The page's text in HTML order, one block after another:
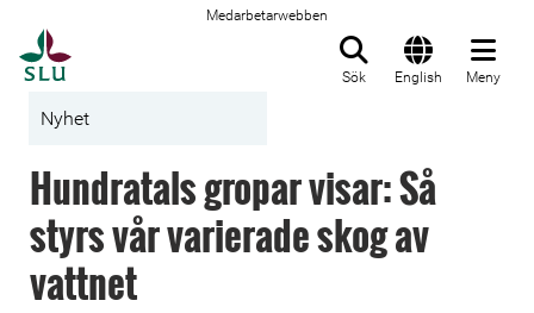
Medarbetarwebben
Sök English Meny
Nyhet
Hundratals gropar visar: Så
styrs vår varierade skog av
vattnet